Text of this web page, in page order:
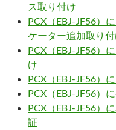
ス取り付け
PCX（EBJ-JF56）
ケーター追加取り付
PCX（EBJ-JF56）
け
PCX（EBJ-JF56）
PCX（EBJ-JF56）
PCX（EBJ-JF56）
証